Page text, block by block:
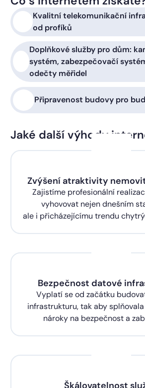
Kvalitní telekomunikační
od profíků
Doplňkové služby pro dům:
systém, zabezpečovačí
odečty měřidel
Připravenost budovy pro
Jaké další výhody
Zvýšení atraktivity
Zajistíme profesionální
vyhovovat nejen dnešním
ale i přicházejícímu trendu
Bezpečnost datové
Vyplatí se od začátku
infrastrukturu, tak aby
nároky na bezpečnost a
Škálovatelnost